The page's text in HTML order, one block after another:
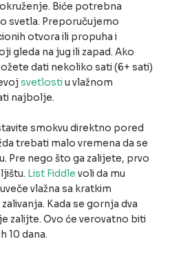
Biće potrebna
svetla. Preporučujemo
otvora ili propuha i
gleda na jug ili zapad. Ako
dati nekoliko sati (6+ sati)
svetlostiu vlažnom
najbolje.
smokvu direktno pored
trebati malo vremena da se
Pre nego što ga zalijete, prvo
List Fiddle voli da mu
vlažna sa kratkim
Kada se gornja dva
zalijte. Ovo će verovatno biti
10 dana.